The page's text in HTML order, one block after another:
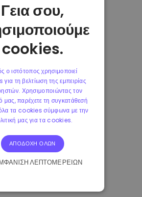
Γεια σου,
cookies.
ο ιστότοπος χρησιμοποιεί
τη βελτίωση της εμπειρίας
Χρησιμοποιώντας τον
μας, παρέχετε τη συγκατάθεσή
τα cookies σύμφωνα με την
μας για τα cookies.
ΑΠΟΔΟΧΉ ΌΛΩΝ
ΛΕΠΤΟΜΕΡΕΙΏΝ